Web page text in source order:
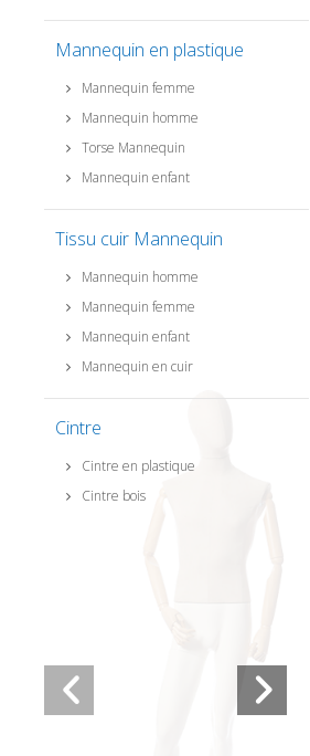
Mannequin en plastique
Mannequin femme
Mannequin homme
Torse Mannequin
Mannequin enfant
Tissu cuir Mannequin
Mannequin homme
Mannequin femme
Mannequin enfant
Mannequin en cuir
Cintre
Cintre en plastique
Cintre bois